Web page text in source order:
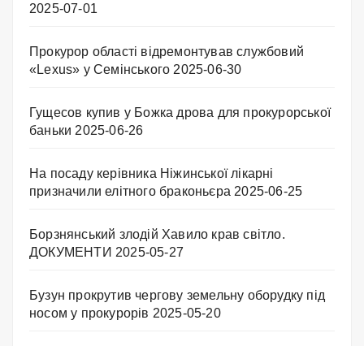
2025-07-01
Прокурор області відремонтував службовий
«Lexus» у Семінського 2025-06-30
Гущесов купив у Божка дрова для прокурорської
баньки 2025-06-26
На посаду керівника Ніжинської лікарні
призначили елітного браконьєра 2025-06-25
Борзнянський злодій Хавило крав світло.
ДОКУМЕНТИ 2025-05-27
Бузун прокрутив чергову земельну оборудку під
носом у прокурорів 2025-05-20